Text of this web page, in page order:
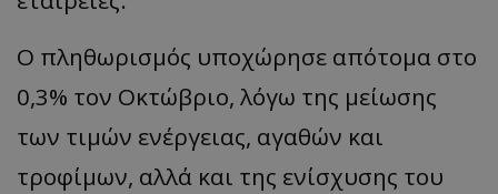
Ο πληθωρισμός υποχώρησε απότομα στο
0,3% τον Οκτώβριο, λόγω της μείωσης
των τιμών ενέργειας, αγαθών και
τροφίμων, αλλά και της ενίσχυσης του